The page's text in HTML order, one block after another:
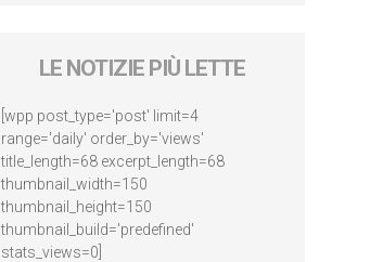
LE NOTIZIE PIÙ LETTE
[wpp post_type='post' limit=4
range='daily' order_by='views'
title_length=68 excerpt_length=68
thumbnail_width=150
thumbnail_height=150
thumbnail_build='predefined'
stats_views=0]